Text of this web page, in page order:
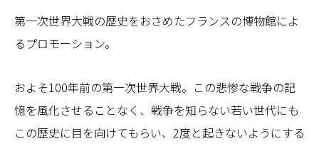
第一次世界大戦の歴史をおさめたフランスの博物館によ
るプロモーション。
およそ100年前の第一次世界大戦。この悲惨な戦争の記
憶を風化させることなく、戦争を知らない若い世代にも
この歴史に目を向けてもらい、2度と起きないようにする